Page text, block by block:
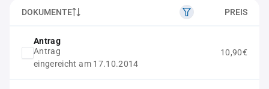
DOKUMENTE PREIS
Antrag
Antrag
eingereicht am 17.10.2014
10,90€